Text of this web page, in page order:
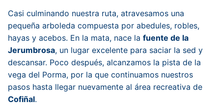
Casi culminando nuestra ruta, atravesamos una
pequeña arboleda compuesta por abedules, robles,
hayas y acebos. En la mata, nace la fuente de la
Jerumbrosa, un lugar excelente para saciar la sed y
descansar. Poco después, alcanzamos la pista de la
vega del Porma, por la que continuamos nuestros
pasos hasta llegar nuevamente al área recreativa de
Cofiñal.